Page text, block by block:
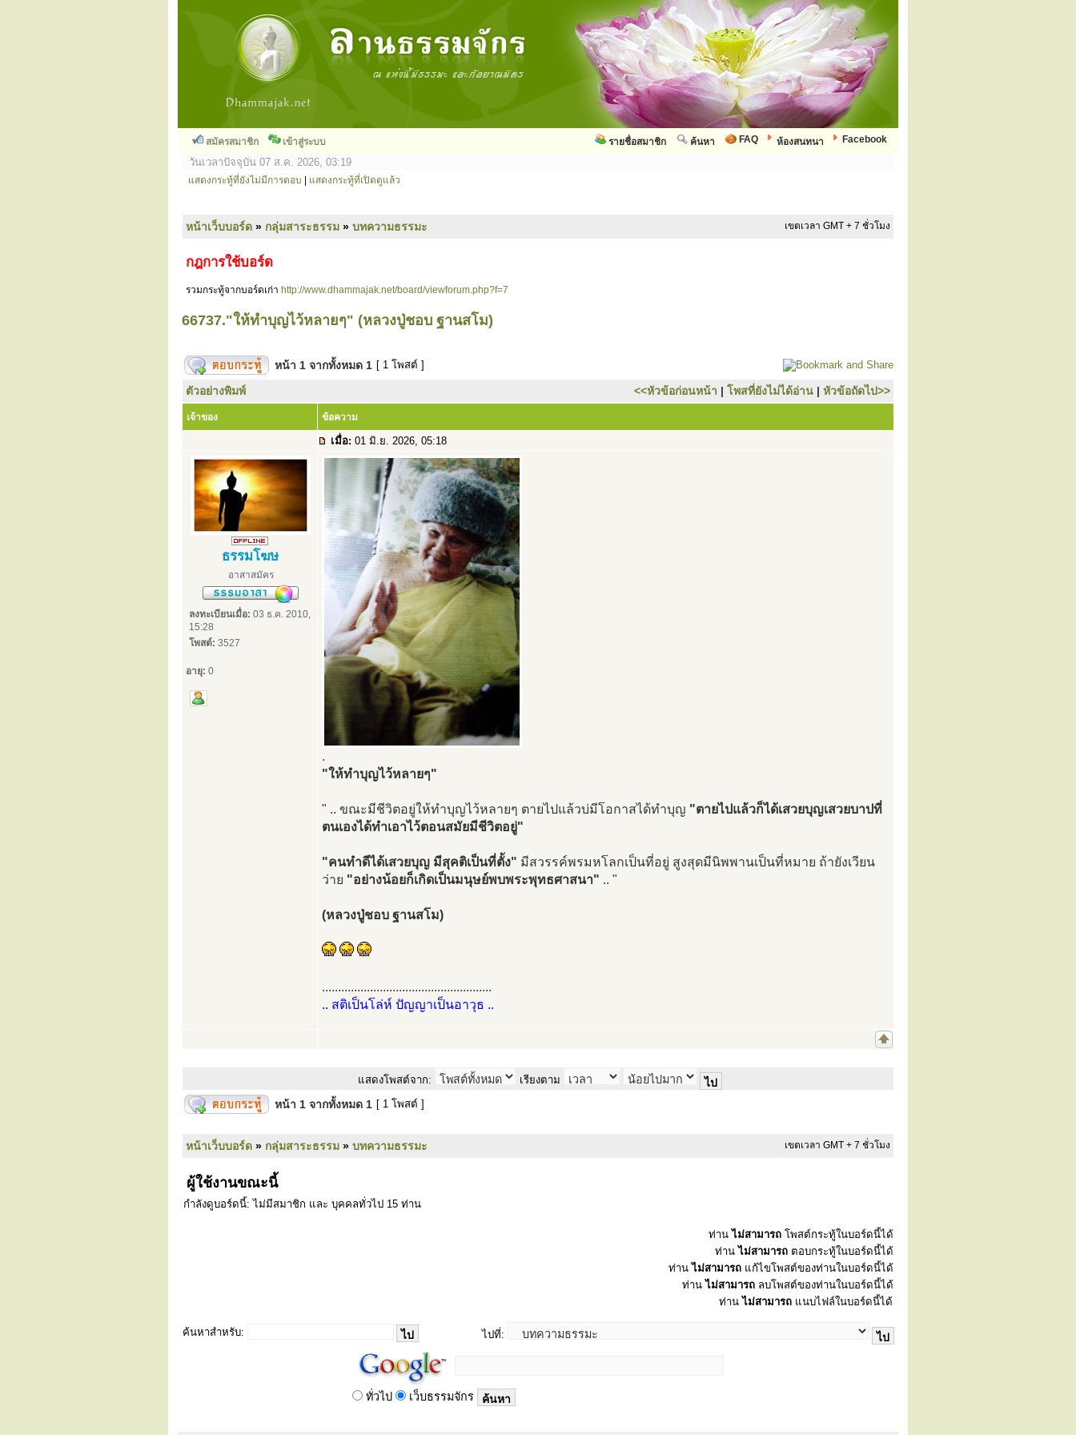
สมัครสมาชิก เข้าสู่ระบบ Facebook
ห้องสนทนา
FAQ
ค้นหา
รายชื่อสมาชิก
วันเวลาปัจจุบัน 07 ส.ค. 2026, 03:19
แสดงกระทู้ที่ยังไม่มีการตอบ แสดงกระทู้ที่เปิดดูแล้ว
หน้าเว็บบอร์ด » กลุ่มสาระธรรม » บทความธรรมะ เขตเวลา GMT + 7 ชั่วโมง
กฎการใช้บอร์ด
รวมกระทู้จากบอร์ดเก่า http://www.dhammajak.net/board/viewforum.php?f=7
66737."ให้ทำบุญไว้หลายๆ" (หลวงปู่ชอบ ฐานสโม)
หน้า 1 จากทั้งหมด 1 [ 1 โพสต์ ]
ตัวอย่างพิมพ์ <<หัวข้อก่อนหน้า | โพสที่ยังไม่ได้อ่าน | หัวข้อถัดไป>>
เจ้าของ ข้อความ
เมื่อ: 01 มิ.ย. 2026, 05:18
ธรรมโฆษ
อาสาสมัคร
ลงทะเบียนเมื่อ: 03 ธ.ค. 2010,
15:28
โพสต์: 3527
อายุ: 0
.
"ให้ทำบุญไว้หลายๆ"
" .. ขณะมีชีวิตอยู่ให้ทำบุญไว้หลายๆ ตายไปแล้วบ่มีโอกาสได้ทำบุญ "ตายไปแล้วก็ได้เสวยบุญเสวยบาปที่
ตนเองได้ทำเอาไว้ตอนสมัยมีชีวิตอยู่"
"คนทำดีได้เสวยบุญ มีสุคติเป็นที่ตั้ง" มีสวรรค์พรมหโลกเป็นที่อยู่ สูงสุดมีนิพพานเป็นที่หมาย ถ้ายังเวียน
ว่าย "อย่างน้อยก็เกิดเป็นมนุษย์พบพระพุทธศาสนา" .. "
(หลวงปู่ชอบ ฐานสโม)
.....................................................
.. สติเป็นโล่ห์ ปัญญาเป็นอาวุธ ..
แสดงโพสต์จาก: เรียงตาม
หน้า 1 จากทั้งหมด 1 [ 1 โพสต์ ]
หน้าเว็บบอร์ด » กลุ่มสาระธรรม » บทความธรรมะ เขตเวลา GMT + 7 ชั่วโมง
ผู้ใช้งานขณะนี้
กำลังดูบอร์ดนี้: ไม่มีสมาชิก และ บุคคลทั่วไป 15 ท่าน
ท่านไม่สามารถ โพสต์กระทู้ในบอร์ดนี้ได้
ท่านไม่สามารถ ตอบกระทู้ในบอร์ดนี้ได้
ท่านไม่สามารถ แก้ไขโพสต์ของท่านในบอร์ดนี้ได้
ท่านไม่สามารถ ลบโพสต์ของท่านในบอร์ดนี้ได้
ท่านไม่สามารถ แนบไฟล์ในบอร์ดนี้ได้
ค้นหาสำหรับ: ไปที่:
ทั่วไป เว็บธรรมจักร